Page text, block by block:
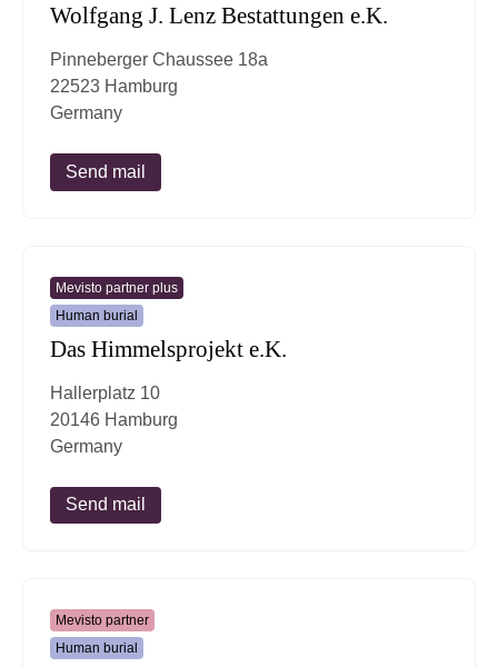
Wolfgang J. Lenz Bestattungen e.K.
Pinneberger Chaussee 18a
22523 Hamburg
Germany
Send mail
Mevisto partner plus
Human burial
Das Himmelsprojekt e.K.
Hallerplatz 10
20146 Hamburg
Germany
Send mail
Mevisto partner
Human burial